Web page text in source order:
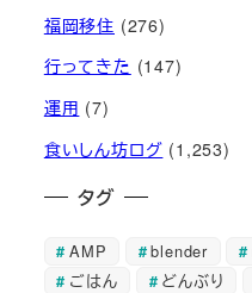
福岡移住 (276)
行ってきた (147)
運用 (7)
食いしん坊ログ (1,253)
タグ
AMP blender
ごはん
どんぶり